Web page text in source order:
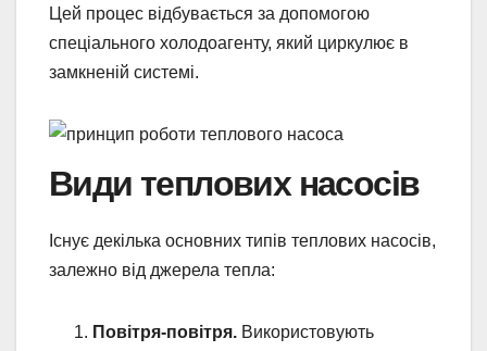
Цей процес відбувається за допомогою
спеціального холодоагенту, який циркулює в
замкненій системі.
Види теплових насосів
Існує декілька основних типів теплових насосів,
залежно від джерела тепла:
Повітря-повітря. Використовують